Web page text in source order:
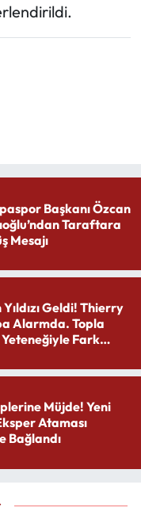
Başkanı Özcan
Taraftara
Mesajı
Geldi! Thierry
Alarmda. Topla
Yeteneğiyle Fark
Müjde! Yeni
Ataması
Bağlandı